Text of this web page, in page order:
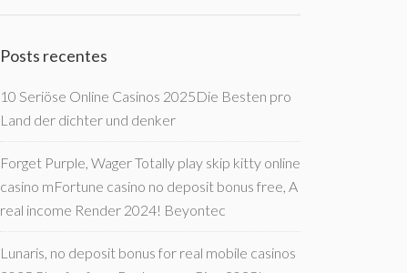
Posts recentes
10 Seriöse Online Casinos 2025Die Besten pro
Land der dichter und denker
Forget Purple, Wager Totally play skip kitty online
casino mFortune casino no deposit bonus free, A
real income Render 2024! Beyontec
Lunaris, no deposit bonus for real mobile casinos